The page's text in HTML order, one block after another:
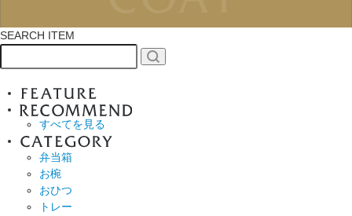
SEARCH ITEM
すべてを見る
弁当箱
お椀
おひつ
トレー